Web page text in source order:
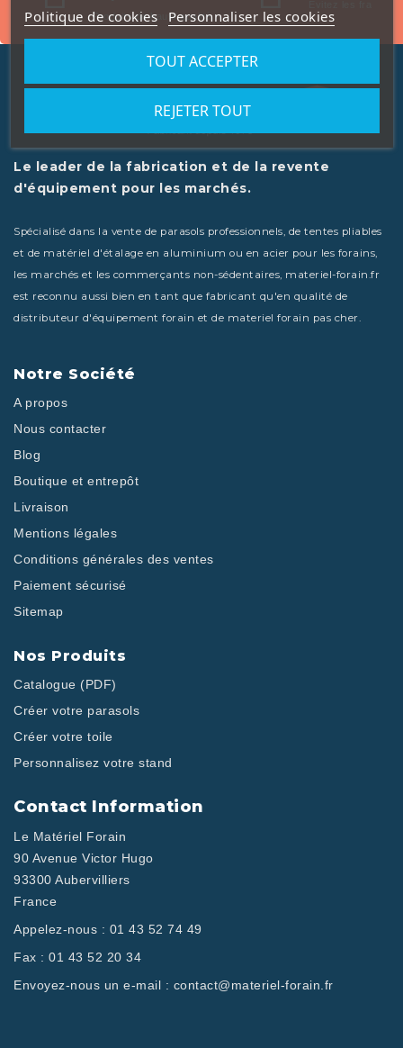
Produits de haute qualité
Le leader de la fabrication et de la revente
d'équipement pour les marchés.
Spécialisé dans la vente de parasols professionnels, de tentes pliables
et de matériel d'étalage en aluminium ou en acier pour les forains,
les marchés et les commerçants non-sédentaires, materiel-forain.fr
est reconnu aussi bien en tant que fabricant qu'en qualité de
distributeur d'équipement forain et de materiel forain pas cher.
Notre Société
A propos
Nous contacter
Blog
Boutique et entrepôt
Livraison
Mentions légales
Conditions générales des ventes
Paiement sécurisé
Sitemap
Nos Produits
Catalogue (PDF)
Créer votre parasols
Créer votre toile
Personnalisez votre stand
Contact Information
Le Matériel Forain
90 Avenue Victor Hugo
93300 Aubervilliers
France
Appelez-nous : 01 43 52 74 49
Fax : 01 43 52 20 34
Envoyez-nous un e-mail : contact@materiel-forain.fr
Politique de cookies Personnaliser les cookies
REJETER TOUT
TOUT ACCEPTER